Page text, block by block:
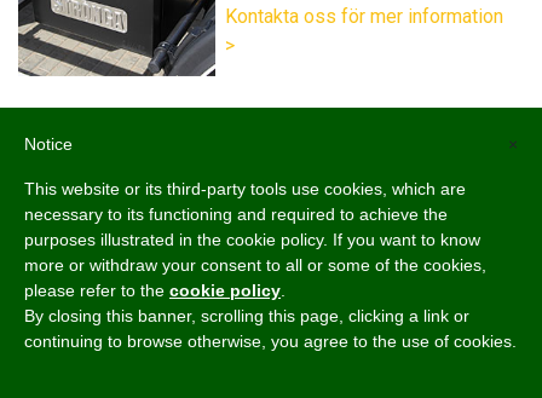
Kontakta oss för mer information
>
Sidoskyddsräcken i aluminium.
×
Notice
This website or its third-party tools use cookies, which are
necessary to its functioning and required to achieve the
purposes illustrated in the cookie policy. If you want to know
more or withdraw your consent to all or some of the cookies,
please refer to the cookie policy
By closing this banner, scrolling this page, clicking a link or
continuing to browse otherwise, you agree to the use of cookies.